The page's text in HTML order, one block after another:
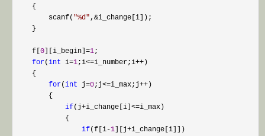
    {
        scanf(
"%d",&i_change[i]);
    }
    f[
0 ][i_begin]=1;
for(int i=1;i<=i_number;i++ )
    {
for(int j=0;j<=i_max;j++ )
        {
if(j+i_change[i]<=i_max)
            {
if(f[i-1 ][j+i_change[i]])